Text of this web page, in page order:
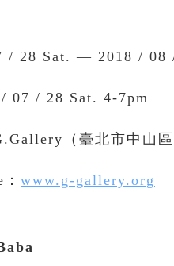
/ 28 Sat. — 2018 / 08
07 / 28 Sat. 4-7pm
（臺北市中山
www.g-gallery.org